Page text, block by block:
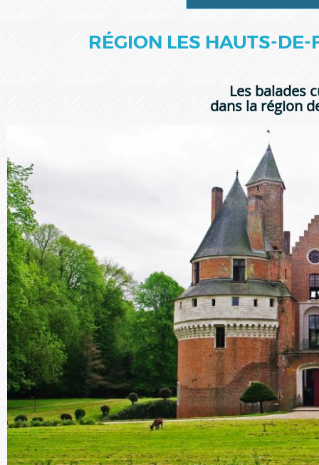
RÉGION LES HAUTS-
Les balades
dans la région